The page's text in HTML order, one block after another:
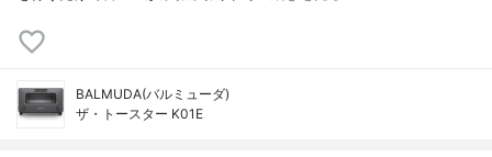
BALMUDA(バルミューダ)
ザ・トースター K01E